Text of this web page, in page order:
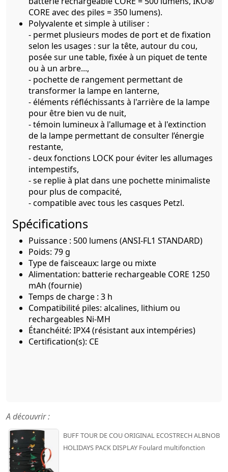
CORE avec des piles = 350 lumens).
Polyvalente et simple à utiliser :
- permet plusieurs modes de port et de fixation
selon les usages : sur la tête, autour du cou,
posée sur une table, fixée à un piquet de tente
ou à un arbre...,
- pochette de rangement permettant de
transformer la lampe en lanterne,
- éléments réfléchissants à l'arrière de la lampe
pour être bien vu de nuit,
- témoin lumineux à l'allumage et à l'extinction
de la lampe permettant de consulter l’énergie
restante,
- deux fonctions LOCK pour éviter les allumages
intempestifs,
- se replie à plat dans une pochette minimaliste
pour plus de compacité,
- compatible avec tous les casques Petzl.
Spécifications
Puissance : 500 lumens (ANSI-FL1 STANDARD)
Poids: 79 g
Type de faisceaux: large ou mixte
Alimentation: batterie rechargeable CORE 1250
mAh (fournie)
Temps de charge : 3 h
Compatibilité piles: alcalines, lithium ou
rechargeables Ni-MH
Étanchéité: IPX4 (résistant aux intempéries)
Certification(s): CE
A découvrir :
BUFF TOUR DE COU ORIGINAL ECOSTRECH ALBNOB
HOLIDAYS PACK DISPLAY Foulard multifonction